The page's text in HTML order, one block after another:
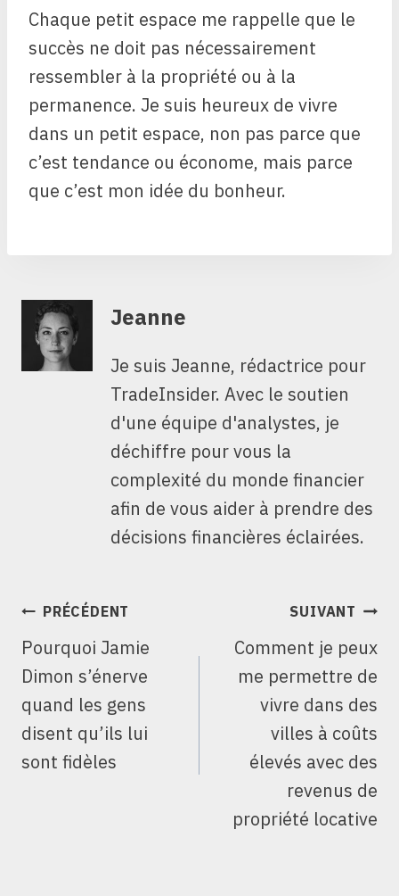
Chaque petit espace me rappelle que le
succès ne doit pas nécessairement
ressembler à la propriété ou à la
permanence. Je suis heureux de vivre
dans un petit espace, non pas parce que
c’est tendance ou économe, mais parce
que c’est mon idée du bonheur.
Jeanne
Je suis Jeanne, rédactrice pour
TradeInsider. Avec le soutien
d'une équipe d'analystes, je
déchiffre pour vous la
complexité du monde financier
afin de vous aider à prendre des
décisions financières éclairées.
NAVIGATION
L’ARTICLE
PRÉCÉDENT
Pourquoi Jamie
Dimon s’énerve
quand les gens
disent qu’ils lui
sont fidèles
SUIVANT
Comment je peux
me permettre de
vivre dans des
villes à coûts
élevés avec des
revenus de
propriété locative